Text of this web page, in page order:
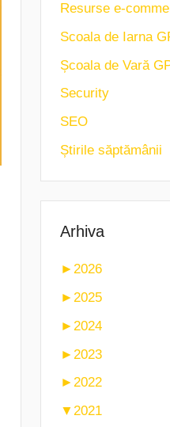
Resurse e-
Scoala de Iarna
Școala de Vară
Security
SEO
Știrile săptămânii
Arhiva
► 2026
► 2025
► 2024
► 2023
► 2022
▼2021